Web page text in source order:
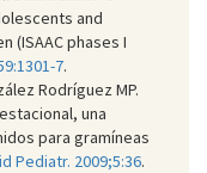
and
(ISAAC phases I
7.
Rodríguez MP.
una
para gramíneas
Pediatr. 2009;5:36.